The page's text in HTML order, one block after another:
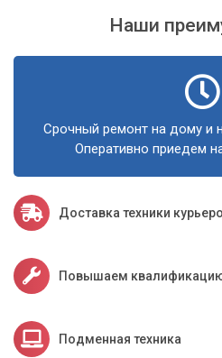
Наши
Срочный ремонт на дому и
Оперативно приедем
Доставка техники
Повышаем
Подменная техника